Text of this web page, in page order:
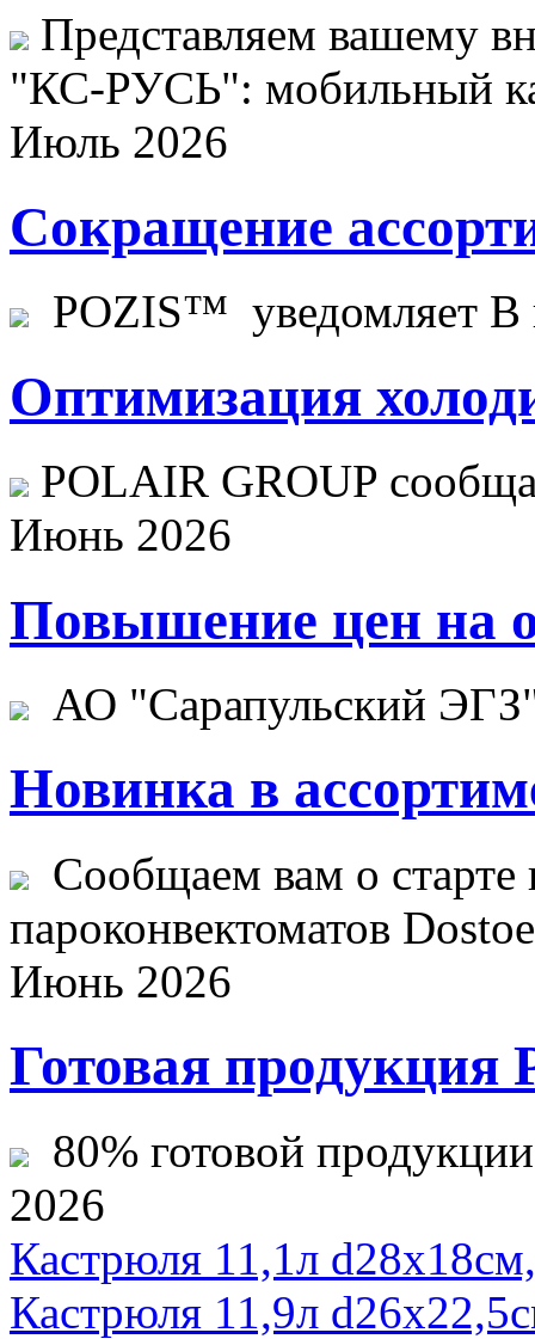
Представляем вашему
"КС-РУСЬ": мобильный
Июль 2026
Сокращение
POZIS™ уведомляет В
Оптимизация
POLAIR GROUP
Июнь 2026
Повышение цен на
АО "Сарапульский
Новинка в
Сообщаем вам о старте
пароконвектоматов
Июнь 2026
Готовая продукция
80% готовой
2026
Кастрюля 11,1л
Кастрюля 11,9л